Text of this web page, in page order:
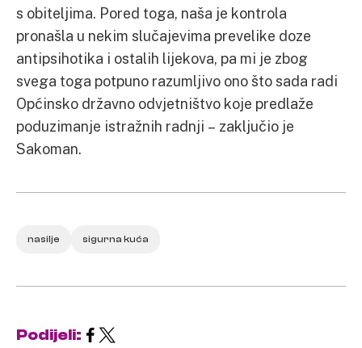
s obiteljima. Pored toga, naša je kontrola
pronašla u nekim slučajevima prevelike doze
antipsihotika i ostalih lijekova, pa mi je zbog
svega toga potpuno razumljivo ono što sada radi
Općinsko državno odvjetništvo koje predlaže
poduzimanje istražnih radnji – zaključio je
Sakoman.
nasilje sigurna kuća
Podijeli: